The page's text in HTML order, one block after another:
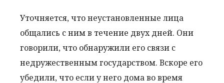
Уточняется, что неустановленные лица
общались с ним в течение двух дней. Они
говорили, что обнаружили его связи с
недружественным государством. Вскоре его
убедили, что если у него дома во время